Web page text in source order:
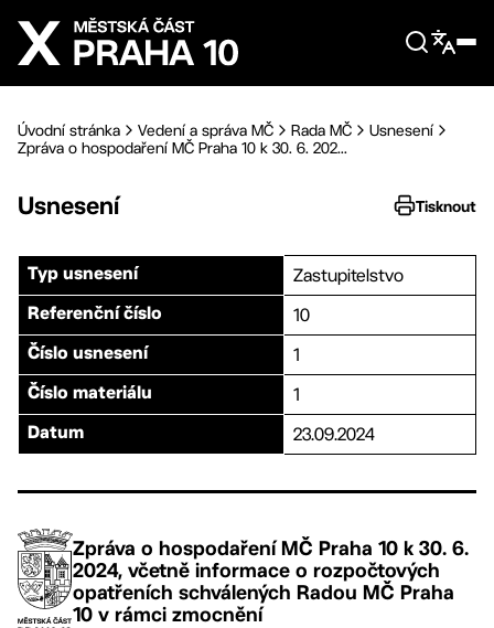
Přejít na hlavní obsah
Úvodní stránka Vedení a správa MČ Rada MČ
Usnesení
Zpráva o hospodaření MČ Praha 10 k 30. 6. 202...
Usnesení Tisknout
Typ usnesení Zastupitelstvo
Referenční číslo 10
Číslo usnesení 1
Číslo materiálu 1
Datum 23.09.2024
Zpráva o hospodaření MČ Praha 10 k 30. 6.
2024, včetně informace o rozpočtových
opatřeních schválených Radou MČ Praha
10 v rámci zmocnění